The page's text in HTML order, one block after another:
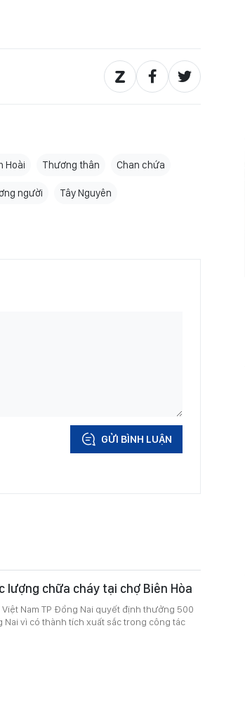
Hoài Thương thân Chan chứa
người Tây Nguyên
GỬI BÌNH LUẬN
chữa cháy tại chợ Biên Hòa
Việt Nam TP Đồng Nai quyết định thưởng 500
vì có thành tích xuất sắc trong công tác